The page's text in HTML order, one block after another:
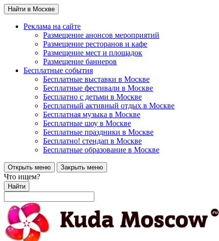
Найти в Москве
Реклама на сайте
Размещение анонсов мероприятий
Размещение ресторанов и кафе
Размещение мест и площадок
Размещение баннеров
Бесплатные события
Бесплатные выставки в Москве
Бесплатные фестивали в Москве
Бесплатно с детьми в Москве
Бесплатный активный отдых в Москве
Бесплатная музыка в Москве
Бесплатные шоу в Москве
Бесплатные праздники в Москве
Бесплатно! стендап в Москве
Бесплатные образование в Москве
Открыть меню Закрыть меню
Что ищем?
Найти